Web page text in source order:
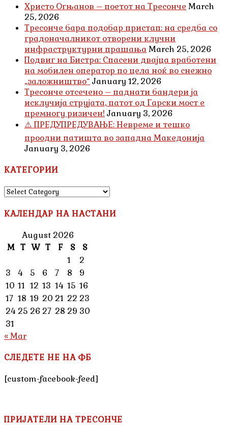
Христо Огњанов – поетот на Тресонче March
25, 2026
Тресонче бара подобар пристап: на средба со
градоначалникот отворени клучни
инфраструктурни прашањаMarch 25, 2026
Подвиг на Бистра: Спасени двајца вработени
на мобилен оператор по цела ноќ во снежно
„заложништво“ January 12, 2026
Тресонче отсечено – паднати бандери ја
исклучија струјата, патот од Гарски мост е
премногу ризичен! January 3, 2026
⚠️ ПРЕДУПРЕДУВАЊЕ: Невреме и тешко
проодни патишта во западна Македонија
January 3, 2026
КАТЕГОРИИ
КАТЕГОРИИ
КАЛЕНДАР НА НАСТАНИ
August 2026
M T W T F S
S
1
2
3
4 5 6 7 8
9
10 11 12 13 14 15 16
17 18 19 20 21 22 23
24 25 26 27 28 29 30
31
« Mar
СЛЕДЕТЕ НЕ НА ФБ
[custom-facebook-feed]
ПРИЈАТЕЛИ НА ТРЕСОНЧЕ